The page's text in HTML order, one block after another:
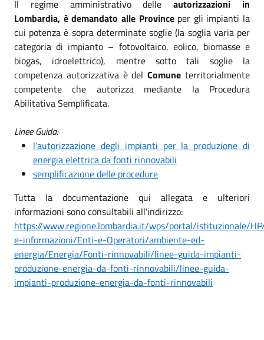
Il regime amministrativo delleautorizzazioni in
Lombardia, è demandato alle Provinceper gli impianti la
cui potenza è sopra determinate soglie (la soglia varia per
categoria di impianto – fotovoltaico, eolico, biomasse e
biogas, idroelettrico), mentre sotto tali soglie la
competenza autorizzativa è delComuneterritorialmente
competente che autorizza mediante la Procedura
Abilitativa Semplificata.
Linee Guida:
l'autorizzazione degli impianti per la produzione di
energia elettrica da fonti rinnovabili
semplificazione delle procedure
Tutta la documentazione qui allegata e ulteriori
informazioni sono consultabili all'indirizzo:
https://www.regione.lombardia.it/wps/portal/istituzionale/
e-informazioni/Enti-e-Operatori/ambiente-ed-
energia/Energia/Fonti-rinnovabili/linee-guida-impianti-
produzione-energia-da-fonti-rinnovabili/linee-guida-
impianti-produzione-energia-da-fonti-rinnovabili